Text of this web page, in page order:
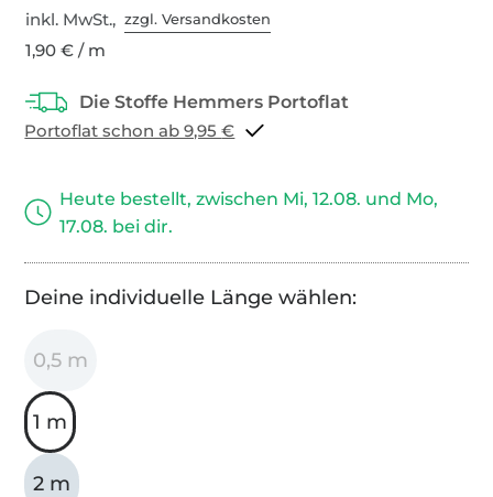
inkl. MwSt.,zzgl. Versandkosten
1,90 € / m
Portoflat schon ab 9,95 €
Heute bestellt, zwischen Mi, 12.08. und Mo,
17.08. bei dir.
Deine individuelle Länge wählen:
0,5 m
1 m
2 m